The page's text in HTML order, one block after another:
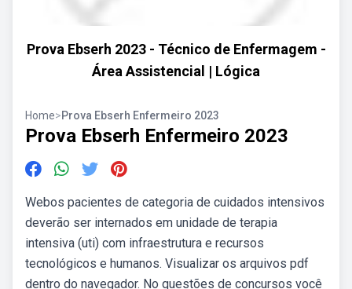
Prova Ebserh 2023 - Técnico de Enfermagem -
Área Assistencial | Lógica
Home>Prova Ebserh Enfermeiro 2023
Prova Ebserh Enfermeiro 2023
Webos pacientes de categoria de cuidados intensivos
deverão ser internados em unidade de terapia
intensiva (uti) com infraestrutura e recursos
tecnológicos e humanos. Visualizar os arquivos pdf
dentro do navegador. No questões de concursos você